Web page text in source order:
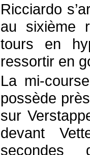
Ricciardo
au sixième
tours en
ressortir en
La mi-
possède
sur
devant
secondes